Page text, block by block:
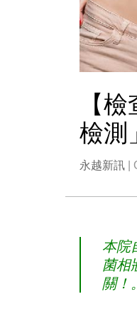
【
檢測
永越新訊 |
本院
菌相
關！。